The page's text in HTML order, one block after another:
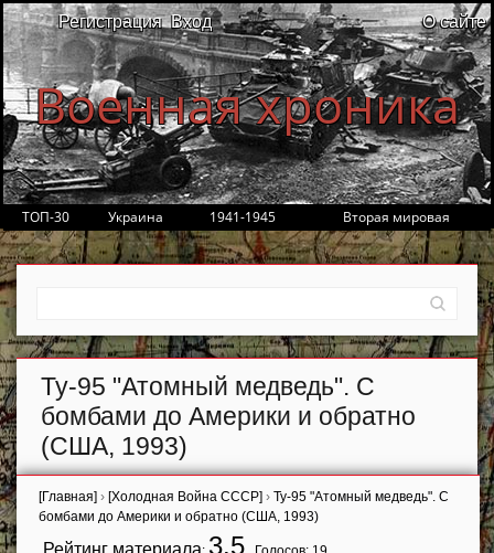
Регистрация Вход О сайте
Военная хроника
ТОП-30 Украина 1941-1945 Вторая мировая
Ту-95 "Атомный медведь". С
бомбами до Америки и обратно
(США, 1993)
[Главная] › [Холодная Война СССР] › Ту-95 "Атомный медведь". С
бомбами до Америки и обратно (США, 1993)
Рейтинг материала 3.5